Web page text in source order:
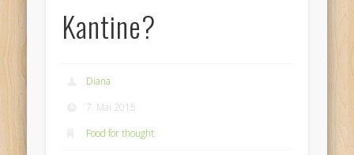
Kantine?
Diana
7. Mai 2015
Food for thought